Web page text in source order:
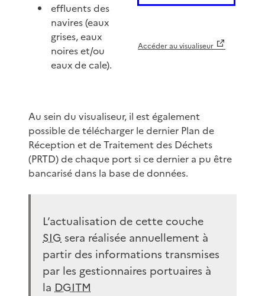
effluents des
navires (eaux
grises, eaux
noires et/ou
eaux de cale).
Accéder au visualiseur
Au sein du visualiseur, il est également
possible de télécharger le dernier Plan de
Réception et de Traitement des Déchets
(PRTD) de chaque port si ce dernier a pu être
bancarisé dans la base de données.
L’actualisation de cette couche
SIG sera réalisée annuellement à
partir des informations transmises
par les gestionnaires portuaires à
la DGITM